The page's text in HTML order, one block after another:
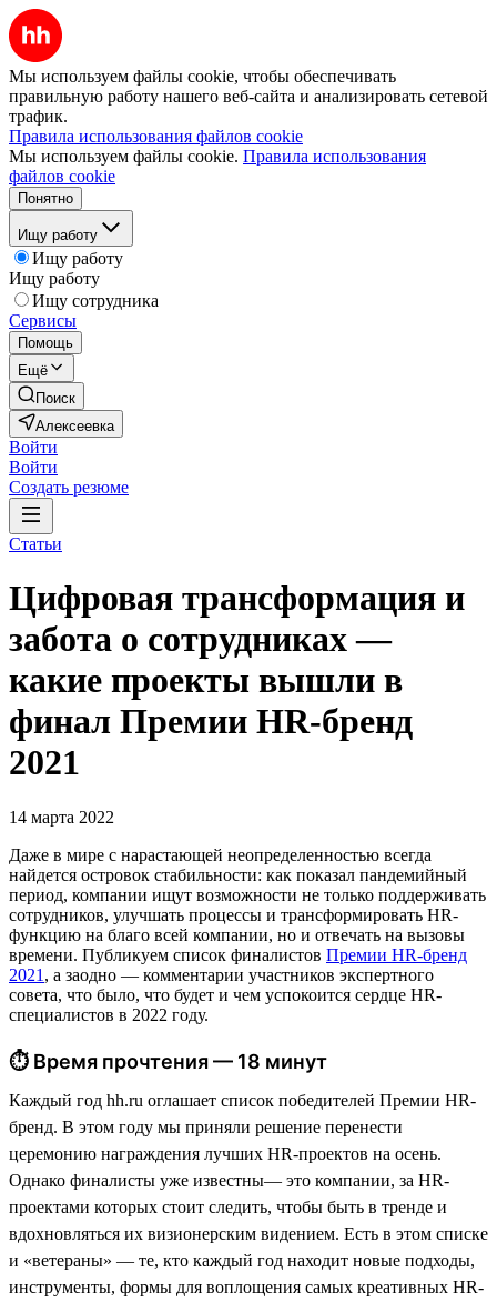
Мы используем файлы cookie, чтобы обеспечивать
правильную работу нашего веб-сайта и анализировать сетевой
трафик.
Правила использования файлов cookie
Мы используем файлы cookie. Правила использования
файлов cookie
Понятно
Ищу работу
Ищу работу
Ищу работу
Ищу сотрудника
Сервисы
Помощь
Ещё
Поиск
Алексеевка
Войти
Войти
Создать резюме
Статьи
Цифровая трансформация и
забота о сотрудниках —
какие проекты вышли в
финал Премии HR-бренд
2021
14 марта 2022
Даже в мире с нарастающей неопределенностью всегда
найдется островок стабильности: как показал пандемийный
период, компании ищут возможности не только поддерживать
сотрудников, улучшать процессы и трансформировать HR-
функцию на благо всей компании, но и отвечать на вызовы
времени. Публикуем список финалистов Премии HR-бренд
2021 , а заодно — комментарии участников экспертного
совета, что было, что будет и чем успокоится сердце HR-
специалистов в 2022 году.
⏱ Время прочтения — 18 минут
Каждый год hh.ru оглашает список победителей Премии HR-
бренд. В этом году мы приняли решение перенести
церемонию награждения лучших HR-проектов на осень.
Однако финалисты уже известны— это компании, за HR-
проектами которых стоит следить, чтобы быть в тренде и
вдохновляться их визионерским видением. Есть в этом списке
и «ветераны» — те, кто каждый год находит новые подходы,
инструменты, формы для воплощения самых креативных HR-